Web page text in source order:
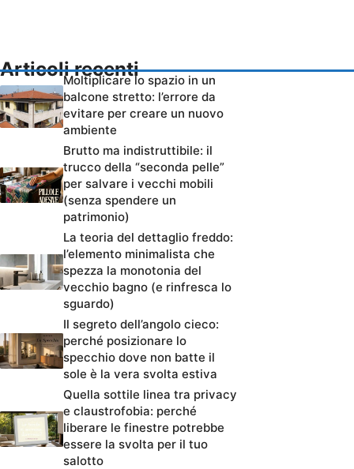
Articoli recenti
Moltiplicare lo spazio in un
balcone stretto: l’errore da
evitare per creare un nuovo
ambiente
Brutto ma indistruttibile: il
trucco della “seconda pelle”
per salvare i vecchi mobili
(senza spendere un
patrimonio)
La teoria del dettaglio freddo:
l’elemento minimalista che
spezza la monotonia del
vecchio bagno (e rinfresca lo
sguardo)
Il segreto dell’angolo cieco:
perché posizionare lo
specchio dove non batte il
sole è la vera svolta estiva
Quella sottile linea tra privacy
e claustrofobia: perché
liberare le finestre potrebbe
essere la svolta per il tuo
salotto